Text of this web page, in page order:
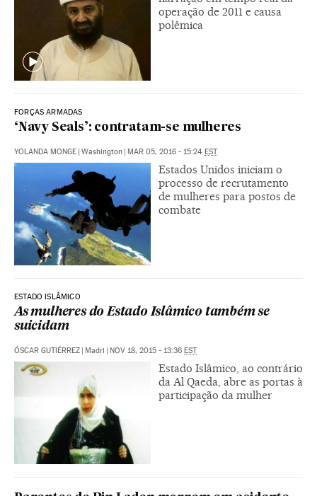
operação de 2011 e causa
polêmica
FORÇAS ARMADAS
‘Navy Seals’: contratam-se mulheres
YOLANDA MONGE | Washington | MAR 05, 2016 - 15:24 EST
Estados Unidos iniciam o
processo de recrutamento
de mulheres para postos de
combate
ESTADO ISLÂMICO
As mulheres do Estado Islâmico também se
suicidam
ÓSCAR GUTIÉRREZ | Madri | NOV 18, 2015 - 13:36 EST
Estado Islâmico, ao contrário
da Al Qaeda, abre as portas à
participação da mulher